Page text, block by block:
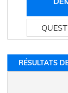
RÉSULTATS